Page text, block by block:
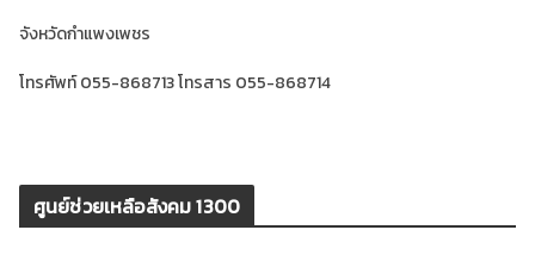
จังหวัดกำแพงเพชร
โทรศัพท์ 055-868713 โทรสาร 055-868714
ศูนย์ช่วยเหลือสังคม 1300